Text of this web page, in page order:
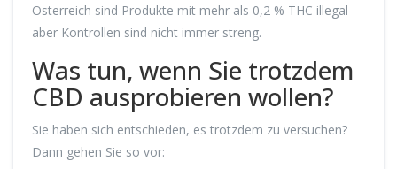
Österreich sind Produkte mit mehr als 0,2 % THC illegal -
aber Kontrollen sind nicht immer streng.
Was tun, wenn Sie trotzdem
CBD ausprobieren wollen?
Sie haben sich entschieden, es trotzdem zu versuchen?
Dann gehen Sie so vor: